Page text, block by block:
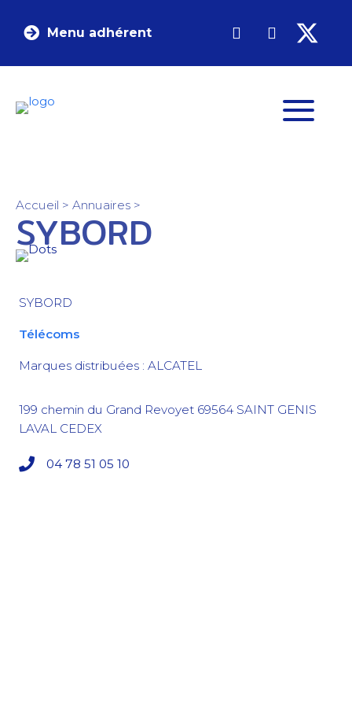
Menu adhérent
Accueil > Annuaires >
SYBORD
SYBORD
Télécoms
Marques distribuées : ALCATEL
199 chemin du Grand Revoyet 69564 SAINT GENIS
LAVAL CEDEX
04 78 51 05 10